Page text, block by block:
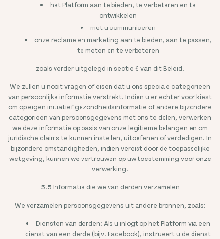
het Platform aan te bieden, te verbeteren en te
ontwikkelen
met u communiceren
onze reclame en marketing aan te bieden, aan te passen,
te meten en te verbeteren
zoals verder uitgelegd in sectie 6 van dit Beleid.
We zullen u nooit vragen of eisen dat u ons speciale categorieën
van persoonlijke informatie verstrekt. Indien u er echter voor kiest
om op eigen initiatief gezondheidsinformatie of andere bijzondere
categorieën van persoonsgegevens met ons te delen, verwerken
we deze informatie op basis van onze legitieme belangen en om
juridische claims te kunnen instellen, uitoefenen of verdedigen. In
bijzondere omstandigheden, indien vereist door de toepasselijke
wetgeving, kunnen we vertrouwen op uw toestemming voor onze
verwerking.
5.5 Informatie die we van derden verzamelen
We verzamelen persoonsgegevens uit andere bronnen, zoals:
Diensten van derden: Als u inlogt op het Platform via een
dienst van een derde (bijv. Facebook), instrueert u de dienst